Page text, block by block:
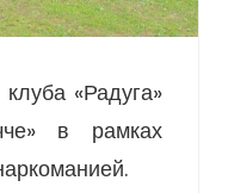
«Радуга»
в рамках